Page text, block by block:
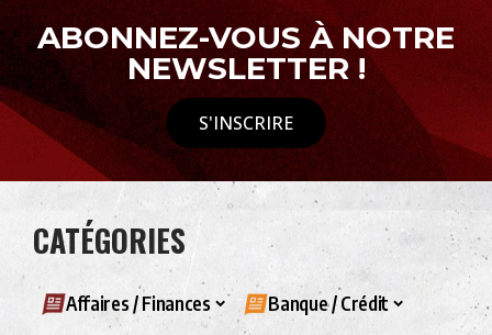
ABONNEZ-VOUS À NOTRE
NEWSLETTER !
S'INSCRIRE
CATÉGORIES
Affaires / Finances Banque / Crédit